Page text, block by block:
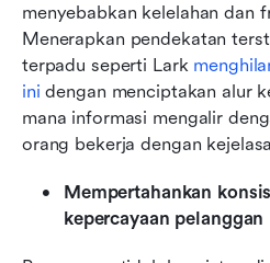
menyebabkan kelelahan dan
Menerapkan pendekatan
terpadu seperti Lark
ini dengan menciptakan alur
mana informasi mengalir
orang bekerja dengan
Mempertahankan
kepercayaan pelanggan